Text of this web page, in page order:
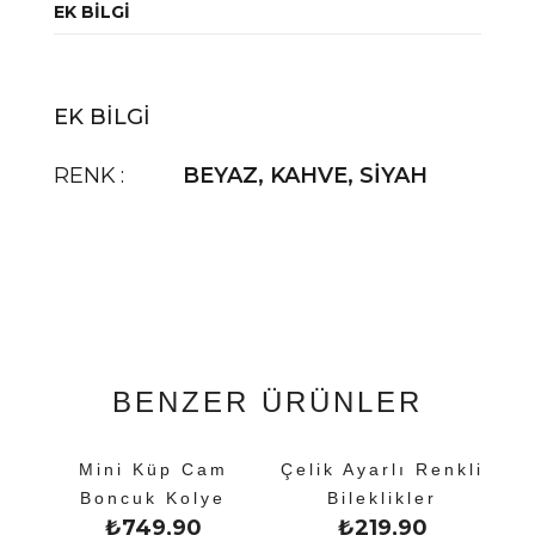
EK BILGI
EK BILGI
RENK BEYAZ, KAHVE, SİYAH
BENZER ÜRÜNLER
Mini Küp Cam
Boncuk Kolye
₺749,90
Çelik Ayarlı Renkli
Bileklikler
₺219,90